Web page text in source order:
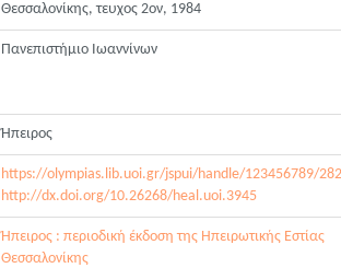
Θεσσαλονίκης, τευχος 2ον, 1984
Πανεπιστήμιο Ιωαννίνων
Ήπειρος
https://olympias.lib.uoi.gr/jspui/handle/123456789/
http://dx.doi.org/10.26268/heal.uoi.3945
Ήπειρος : περιοδική έκδοση της Ηπειρωτικής Εστίας
Θεσσαλονίκης